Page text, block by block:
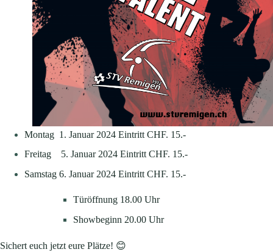
Montag 1. Januar 2024 Eintritt CHF. 15.-
Freitag 5. Januar 2024 Eintritt CHF. 15.-
Samstag 6. Januar 2024 Eintritt CHF. 15.-
Türöffnung 18.00 Uhr
Showbeginn 20.00 Uhr
Sichert euch jetzt eure Plätze! 😊